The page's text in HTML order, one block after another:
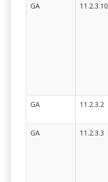
GA
11.2.3.10
GA
11.2.3.2
GA
11.2.3.3